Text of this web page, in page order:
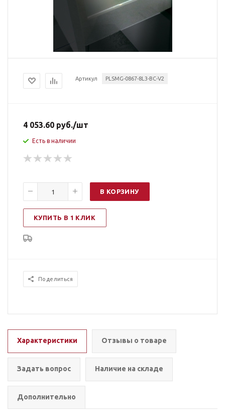
Артикул PLSMG-0867-8L3-BC-V2
4 053.60 руб./шт
Есть в наличии
В КОРЗИНУ
КУПИТЬ В 1 КЛИК
Поделиться
Характеристики Отзывы о товаре
Задать вопрос Наличие на складе
Дополнительно